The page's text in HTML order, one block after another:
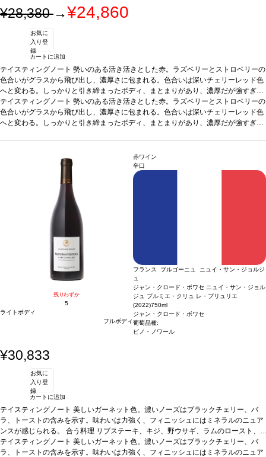
¥28,380→¥24,860
お気に
入り登
録
カートに追加
テイスティングノート 勢いのある活き活きとした赤。ラズベリーとストロベリーの
色合いがグラスから飛び出し、濃厚さに包まれる。色合いは深いチェリーレッド色
へと変わる。しっかりと引き締まったボディ、まとまりがあり、濃厚だが強すぎな
い。ミットパレットはコントロールされたテンションと高い精度を示し、オレンジ
の花の輝きと、蜂蜜というよりアーモンドに近いほのかな甘さが活気づく。フルー
ティー、花、ハーブ、スモーキーさの見事なバランスに、万華鏡のような複雑さが
テイスティングノート 勢いのある活き活きとした赤。ラズベリーとストロベリーの
色合いがグラスから飛び出し、濃厚さに包まれる。色合いは深いチェリーレッド色
へと変わる。しっかりと引き締まったボディ、まとまりがあり、濃厚だが強すぎな
ティー、花、ハーブ、スモーキーさの見事なバランスに、万華鏡のような複雑さが
印象的。探求し愉しむように誘われる。
葡萄品種
残りわずか
5
ライトボディ
フルボディ
赤ワイン
辛口
フランス ブルゴーニュ ニュイ・サン・ジョルジ
ュ
ジャン・クロード・ボワセ ニュイ・サン・ジョル
ジュ プルミエ・クリュ レ・プリュリエ
(2022)750ml
ジャン・クロード・ボワセ
葡萄品種:
ピノ・ノワール
¥30,833
お気に
入り登
録
カートに追加
テイスティングノート 美しいガーネット色。濃いノーズはブラックチェリー、バ
ラ、トーストの含みを示す。味わいは力強く、フィニッシュにはミネラルのニュア
ンスが感じられる。 合う料理 リブステーキ、キジ、野ウサギ、ラムのロースト、
風味の強いチーズなどと好相性葡萄品種ピノ・ノワール
テイスティングノート 美しいガーネット色。濃いノーズはブラックチェリー、バ
ラ、トーストの含みを示す。味わいは力強く、フィニッシュにはミネラルのニュア